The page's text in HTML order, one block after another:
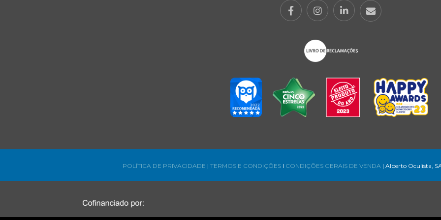
POLÍTICA DE PRIVACIDADE | TERMOS E CONDIÇÕES l CONDIÇÕES GERAIS DE VENDA | Alberto Oculista,